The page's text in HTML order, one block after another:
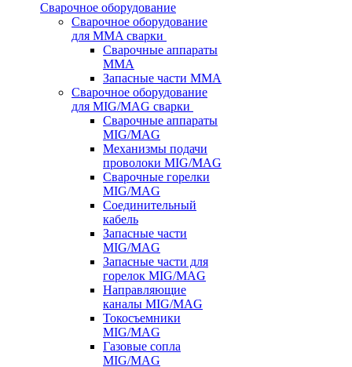
Сварочное оборудование
Сварочное оборудование
для MMA сварки
Сварочные аппараты
MMA
Запасные части MMA
Сварочное оборудование
для MIG/MAG сварки
Сварочные аппараты
MIG/MAG
Механизмы подачи
проволоки MIG/MAG
Сварочные горелки
MIG/MAG
Соединительный
кабель
Запасные части
MIG/MAG
Запасные части для
горелок MIG/MAG
Направляющие
каналы MIG/MAG
Токосъемники
MIG/MAG
Газовые сопла
MIG/MAG